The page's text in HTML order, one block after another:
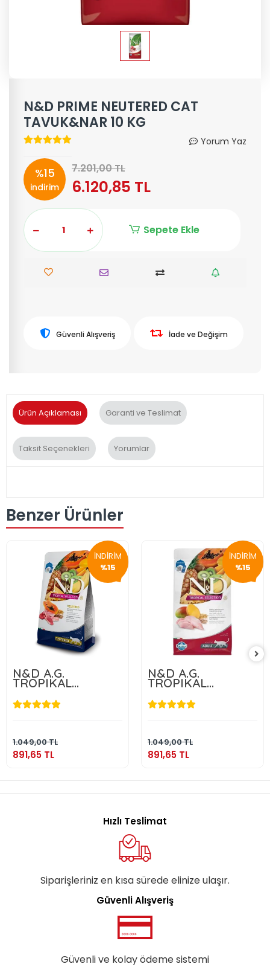
N&D PRIME NEUTERED CAT
TAVUK&NAR 10 KG
Yorum Yaz
%15
indirim
7.201,00 TL
6.120,85 TL
Sepete Ekle
Güvenli Alışveriş İade ve Değişim
Ürün Açıklaması Garanti ve Teslimat
Taksit Seçenekleri Yorumlar
Benzer Ürünler
İNDİRİM
%15
N&D A.G.
TROPIKAL
NEUTERED LAMB
1,5 KG
1.049,00 TL
891,65 TL
891,65 TL
İNDİRİM
%15
N&D A.G.
TROPIKAL
NEUTERED
CHICKEN 1,5 KG
1.049,00 TL
891,65 TL
891,65 TL
Hızlı Teslimat
Siparişleriniz en kısa sürede elinize ulaşır.
Güvenli Alışveriş
Güvenli ve kolay ödeme sistemi